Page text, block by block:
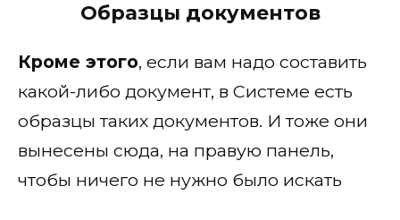
Образцы документов
Кроме этого, если вам надо составить
какой-либо документ, в Системе есть
образцы таких документов. И тоже они
вынесены сюда, на правую панель,
чтобы ничего не нужно было искать